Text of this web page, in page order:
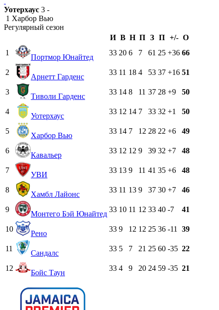
Уотерхаус 3 -
1 Харбор Вью
Регулярный сезон
И В Н П З П +/- О
1
Портмор Юнайтед
33 20 6 7 61 25 +36 66
2
Арнетт Гарденс
33 11 18 4 53 37 +16 51
3
Тиволи Гарденс
33 14 8 11 37 28 +9 50
4
Уотерхаус
33 12 14 7 33 32 +1 50
5
Харбор Вью
33 14 7 12 28 22 +6 49
6
Кавальер
33 12 12 9 39 32 +7 48
7
УВИ
33 13 9 11 41 35 +6 48
8
Хамбл Лайонс
33 11 13 9 37 30 +7 46
9
Монтего Бэй Юнайтед
33 10 11 12 33 40 -7 41
10
Рено
33 9 12 12 25 36 -11 39
11
Сандалс
33 5 7 21 25 60 -35 22
12
Бойс Таун
33 4 9 20 24 59 -35 21